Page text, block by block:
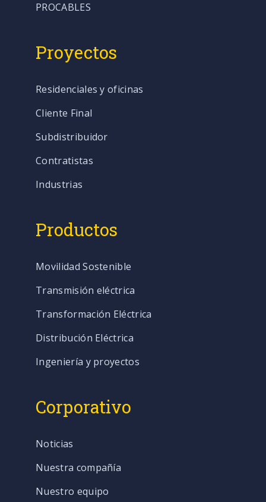
PROCABLES
Proyectos
Residenciales y oficinas
Cliente Final
Subdistribuidor
Contratistas
Industrias
Productos
Movilidad Sostenible
Transmisión eléctrica
Transformación Eléctrica
Distribución Eléctrica
Ingeniería y proyectos
Corporativo
Noticias
Nuestra compañía
Nuestro equipo